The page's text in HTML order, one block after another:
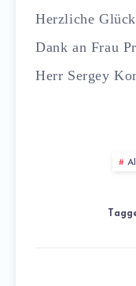
Herzliche
Dank an Frau
Herr Sergey